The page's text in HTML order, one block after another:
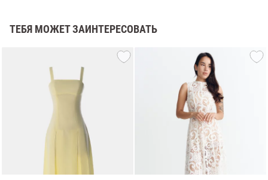
ТЕБЯ МОЖЕТ ЗАИНТЕРЕСОВАТЬ